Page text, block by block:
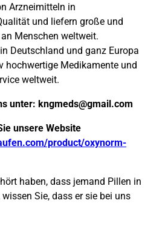
Arzneimitteln in
und liefern große und
Menschen weltweit.
Deutschland und ganz Europa
hochwertige Medikamente und
weltweit.
unter: kngmeds@gmail.com
unsere Website
product/oxynorm-
haben, dass jemand Pillen in
Sie, dass er sie bei uns